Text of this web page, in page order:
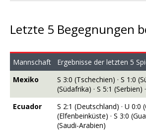
Letzte 5 Begegnungen
Mannschaft
Ergebnisse der letzten 5
Mexiko
S 3:0 (Tschechien) · S 1:0
(Südafrika) · S 5:1 (Serbien)
Ecuador
S 2:1 (Deutschland) · U 0:0
(Elfenbeinküste) · S 3:0
(Saudi-Arabien)